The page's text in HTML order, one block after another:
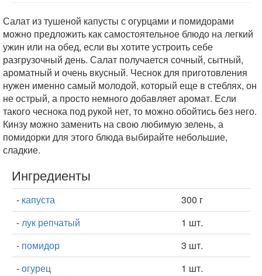
Салат из тушеной капусты с огурцами и помидорами
можно предложить как самостоятельное блюдо на легкий
ужин или на обед, если вы хотите устроить себе
разгрузочный день. Салат получается сочный, сытный,
ароматный и очень вкусный. Чеснок для приготовления
нужен именно самый молодой, который еще в стеблях, он
не острый, а просто немного добавляет аромат. Если
такого чеснока под рукой нет, то можно обойтись без него.
Кинзу можно заменить на свою любимую зелень, а
помидорки для этого блюда выбирайте небольшие,
сладкие.
Ингредиенты
- капуста
300 г
-лук репчатый
1 шт.
- помидор
3 шт.
-огурец
1 шт.